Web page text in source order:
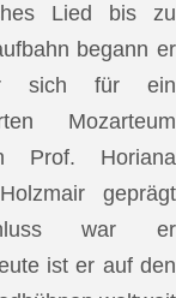
Lied bis zu
begann er
sich für ein
Mozarteum
Prof. Horiana
geprägt
war er
ist er auf den